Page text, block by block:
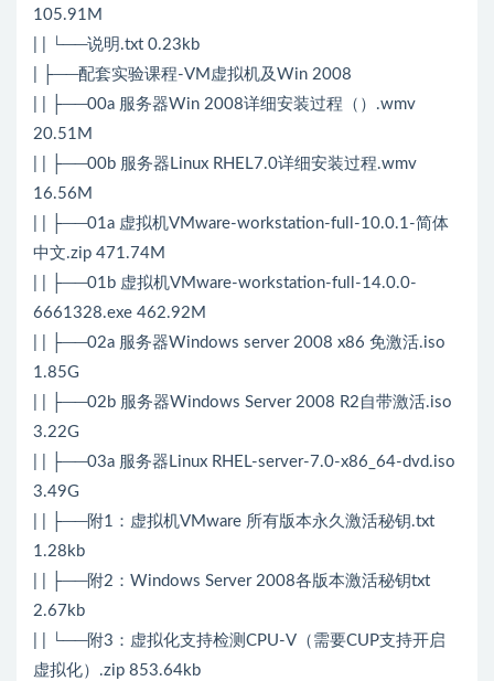
105.91M
| | └──说明.txt 0.23kb
| ├──配套实验课程-VM虚拟机及Win 2008
| | ├──00a 服务器Win 2008详细安装过程（）.wmv
20.51M
| | ├──00b 服务器Linux RHEL7.0详细安装过程.wmv
16.56M
| | ├──01a 虚拟机VMware-workstation-full-10.0.1-简体
中文.zip 471.74M
| | ├──01b 虚拟机VMware-workstation-full-14.0.0-
6661328.exe 462.92M
| | ├──02a 服务器Windows server 2008 x86 免激活.iso
1.85G
| | ├──02b 服务器Windows Server 2008 R2自带激活.iso
3.22G
| | ├──03a 服务器Linux RHEL-server-7.0-x86_64-dvd.iso
3.49G
| | ├──附1：虚拟机VMware 所有版本永久激活秘钥.txt
1.28kb
| | ├──附2：Windows Server 2008各版本激活秘钥txt
2.67kb
| | └──附3：虚拟化支持检测CPU-V（需要CUP支持开启
虚拟化）.zip 853.64kb